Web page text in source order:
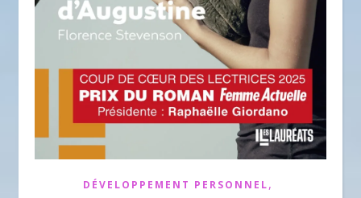
DÉVELOPPEMENT PERSONNEL,